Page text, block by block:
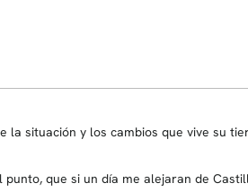
la situación y los cambios que vive su
que si un día me alejaran de